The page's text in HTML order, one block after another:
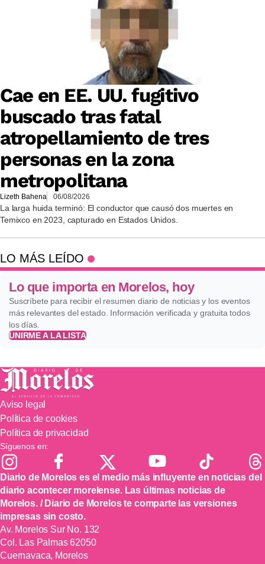
Cae en EE. UU. fugitivo
buscado tras fatal
atropellamiento de tres
personas en la zona
metropolitana
Lizeth Bahena 06/08/2026
La larga huida terminó: El conductor que causó dos muertes en
Temixco en 2023, capturado en Estados Unidos.
LO MÁS LEÍDO
Lo que importa en Morelos, hoy
Suscríbete para recibir el resumen diario de noticias y los eventos
más relevantes del estado. Información verificada y gratuita todos
los días.
UNIRME A LA LISTA
Aviso legal
Política de cookies
Política de privacidad
Síguenos en:
Diario de Morelos es el medio más influyente en noticias del
diario acontecer morelense. Las últimas noticias de
Morelos. / Diario de Morelos te comparte las versiones
impresas sin costo.
Av. Morelos Sur No. 132
Col. Las Palmas 62050
Cuernavaca, Morelos